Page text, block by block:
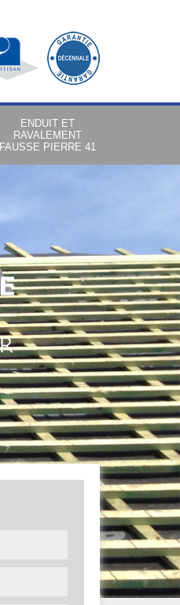
ENDUIT ET
RAVALEMENT
FAUSSE PIERRE 41